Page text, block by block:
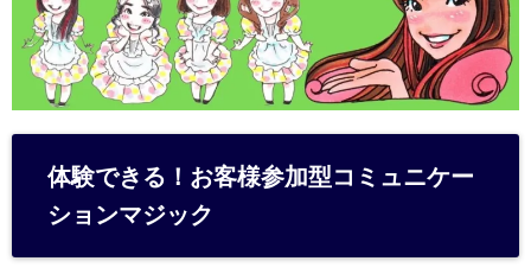
体験できる！お客様参加型コミュニケー
ションマジック